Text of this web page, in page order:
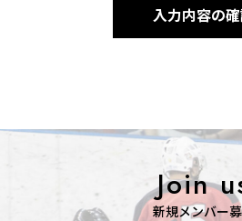
当チームが個人情報を収集・利用する
メンテナンス、重要なお知らせなど
当チームへの加入勧誘やビジターで
上記の利用目的に付随する目的
第4条（利用目的の変更）
入力内容の
Join
新規メンバー